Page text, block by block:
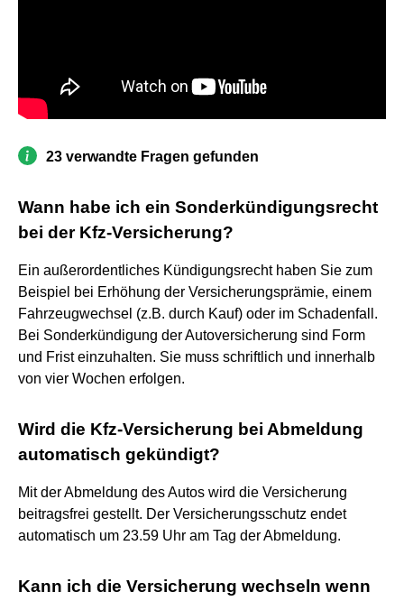
23 verwandte Fragen gefunden
Wann habe ich ein Sonderkündigungsrecht
bei der Kfz-Versicherung?
Ein außerordentliches Kündigungsrecht haben Sie zum
Beispiel bei Erhöhung der Versicherungsprämie, einem
Fahrzeugwechsel (z.B. durch Kauf) oder im Schadenfall.
Bei Sonderkündigung der Autoversicherung sind Form
und Frist einzuhalten. Sie muss schriftlich und innerhalb
von vier Wochen erfolgen.
Wird die Kfz-Versicherung bei Abmeldung
automatisch gekündigt?
Mit der Abmeldung des Autos wird die Versicherung
beitragsfrei gestellt. Der Versicherungsschutz endet
automatisch um 23.59 Uhr am Tag der Abmeldung.
Kann ich die Versicherung wechseln wenn